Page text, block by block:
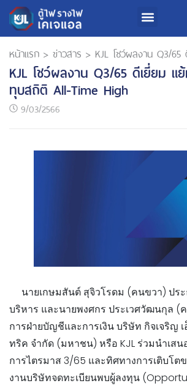
หน้าแรก > ข่าวสาร > KJL โชว์ผลงาน Q3/65 ดีเยี่ยม แย้มผ
KJL โชว์ผลงาน Q3/65 ดีเยี่ยม
ทุบสถิติ All-Time High
9/03/2566
นายเกษมสันต์ สุจิวโรดม (คนขวา) ประ
บริหาร และนายพงศกร ประเวศวัฒนกุล (
การฝ่ายบัญชีและการเงิน บริษัท กิจเจริญ เ
ทริค จำกัด (มหาชน) หรือ KJL ร่วมนำเส
การไตรมาส 3/65 และทิศทางการเติบโต
งานบริษัทจดทะเบียนพบผู้ลงทุน